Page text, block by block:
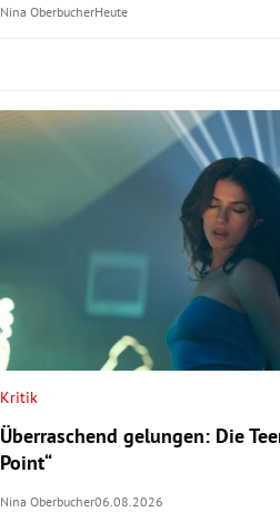
Untermenü
Untermenü
Nina OberbucherHeute
Kritik
Überraschend gelungen: Die
Point“
Nina Oberbucher06.08.2026